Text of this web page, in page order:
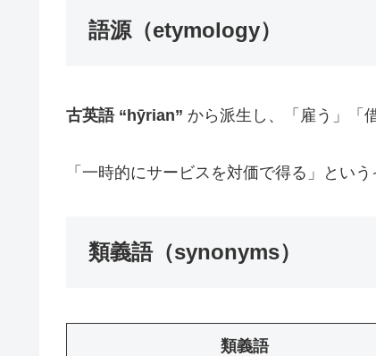
語源（etymology）
古英語 “hȳrian” から派生し、「雇う」「
「一時的にサービスを対価で得る」とい
類義語（synonyms）
類義語